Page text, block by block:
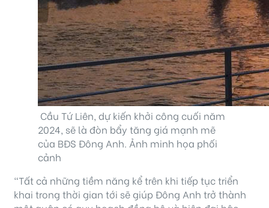
Cầu Tứ Liên, dự kiến khởi công cuối năm
2024, sẽ là đòn bẩy tăng giá mạnh mẽ
của BĐS Đông Anh. Ảnh minh họa phối
cảnh
“Tất cả những tiềm năng kể trên khi tiếp tục triển
khai trong thời gian tới sẽ giúp Đông Anh trở thành